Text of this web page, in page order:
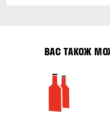
ВАС ТАКОЖ